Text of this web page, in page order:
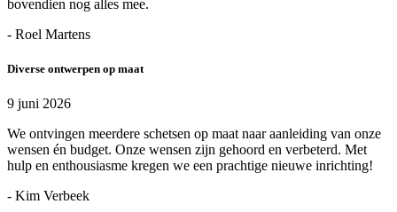
bovendien nog alles mee.
- Roel Martens
Diverse ontwerpen op maat
9 juni 2026
We ontvingen meerdere schetsen op maat naar aanleiding van onze
wensen én budget. Onze wensen zijn gehoord en verbeterd. Met
hulp en enthousiasme kregen we een prachtige nieuwe inrichting!
- Kim Verbeek